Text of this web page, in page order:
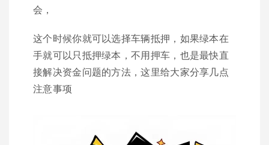
会，
这个时候你就可以选择车辆抵押，如果绿本在
手就可以只抵押绿本，不用押车，也是最快直
接解决资金问题的方法，这里给大家分享几点
注意事项